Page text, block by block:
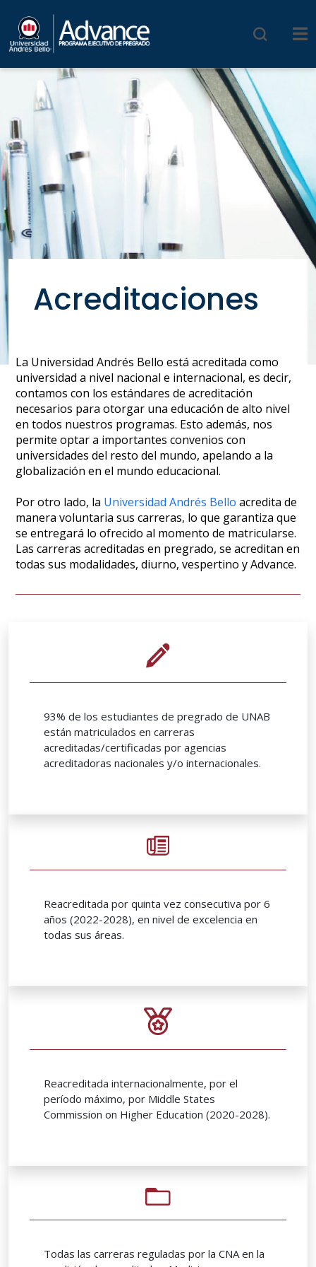
Acreditaciones
La Universidad Andrés Bello está acreditada como
universidad a nivel nacional e internacional, es decir,
contamos con los estándares de acreditación
necesarios para otorgar una educación de alto nivel
en todos nuestros programas. Esto además, nos
permite optar a importantes convenios con
universidades del resto del mundo, apelando a la
globalización en el mundo educacional.
Por otro lado, la Universidad Andrés Bello acredita de
manera voluntaria sus carreras, lo que garantiza que
se entregará lo ofrecido al momento de matricularse.
Las carreras acreditadas en pregrado, se acreditan en
todas sus modalidades, diurno, vespertino y Advance.
93% de los estudiantes de pregrado de UNAB
están matriculados en carreras
acreditadas/certificadas por agencias
acreditadoras nacionales y/o internacionales.
Reacreditada por quinta vez consecutiva por 6
años (2022-2028), en nivel de excelencia en
todas sus áreas.
Reacreditada internacionalmente, por el
período máximo, por Middle States
Commission on Higher Education (2020-2028).
Todas las carreras reguladas por la CNA en la